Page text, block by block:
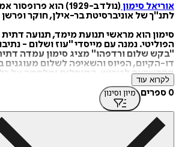
אוריאל סימון
(נולד ב-1929) הוא
לתנ"ך של אוניברסיטת בר-אילן, חוקר
סימון הוא מראשי תנועת מימד, תנועה
הפוליטי. נמנה עם מייסדי "עוז ושלום -
"בקש שלום ורדפהו" מציג סימון עמדה
דו-הקיום, הפיוס והשאיפה לשלום
מההשראה לכיבוש, התנחלות ומלחמה על כל
לקרוא עוד
0 ספרים מיון וסינון